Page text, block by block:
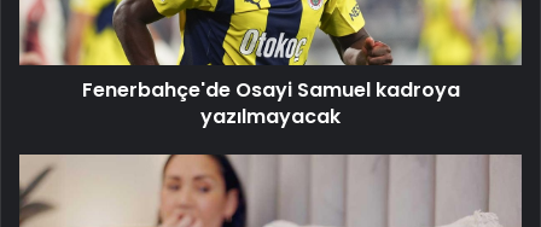
Fenerbahçe'de Osayi Samuel kadroya
yazılmayacak
Erkeklerde
sperm
sayısı